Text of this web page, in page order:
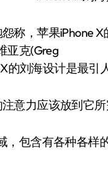
称，苹果iPhone
亚克(Greg
的刘海设计是最引
意力应该放到它所
，包含有各种各